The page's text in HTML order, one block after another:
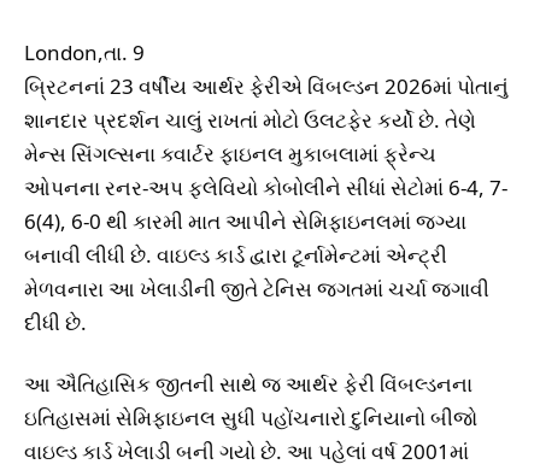
London,તા. 9
બ્રિટનનાં 23 વર્ષીય આર્થર ફેરીએ વિંબલ્ડન 2026માં પોતાનું
શાનદાર પ્રદર્શન ચાલું રાખતાં મોટો ઉલટફેર કર્યો છે. તેણે
મેન્સ સિંગલ્સના ક્વાર્ટર ફાઇનલ મુકાબલામાં ફ્રેન્ચ
ઓપનના રનર-અપ ફ્લેવિયો કોબોલીને સીધાં સેટોમાં 6-4, 7-
6(4), 6-0 થી કારમી માત આપીને સેમિફાઇનલમાં જગ્યા
બનાવી લીધી છે. વાઇલ્ડ કાર્ડ દ્વારા ટૂર્નામેન્ટમાં એન્ટ્રી
મેળવનારા આ ખેલાડીની જીતે ટેનિસ જગતમાં ચર્ચા જગાવી
દીધી છે.
આ ઐતિહાસિક જીતની સાથે જ આર્થર ફેરી વિંબલ્ડનના
ઇતિહાસમાં સેમિફાઇનલ સુધી પહોંચનારો દુનિયાનો બીજો
વાઇલ્ડ કાર્ડ ખેલાડી બની ગયો છે. આ પહેલાં વર્ષ 2001માં